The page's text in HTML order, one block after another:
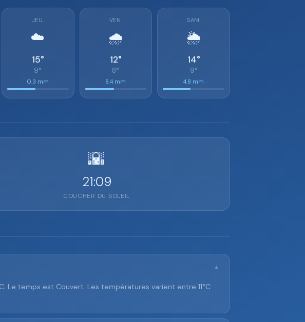
JEU.
☁️
15°
9°
0.3 mm
VEN.
🌧️
12°
8°
8.4 mm
SAM.
🌦️
14°
9°
4.8 mm
🌇
21:09
COUCHER DU SOLEIL
▼
Le temps est Couvert. Les températures varient entre 11°C